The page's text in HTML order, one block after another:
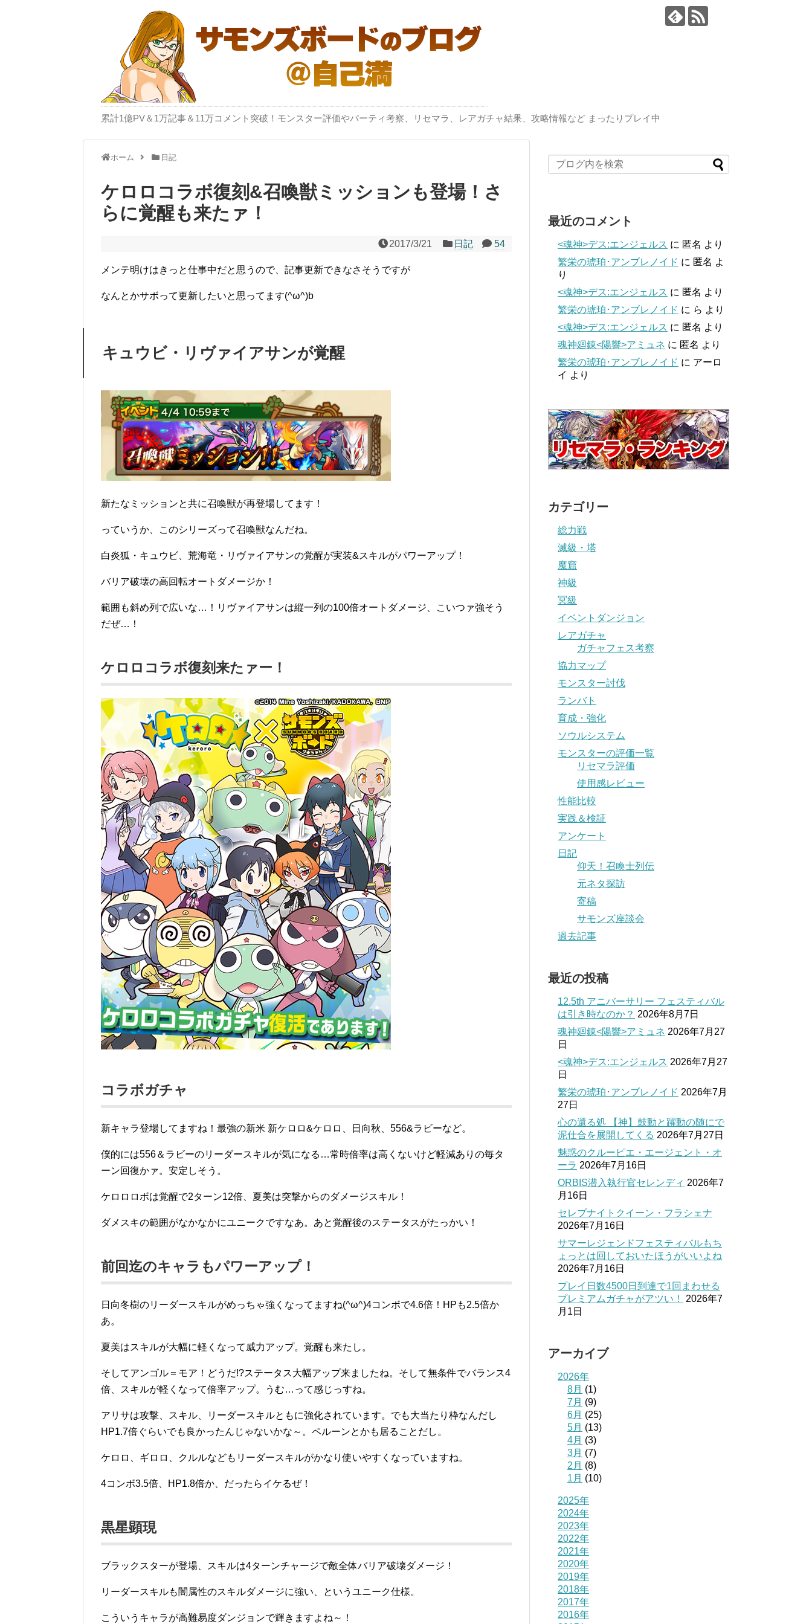
累計1億PV＆1万記事＆11万コメント突破！モンスター評価やパーティ考察、リセマラ、レアガチャ結果、攻略情報など まったりプレイ中
ホーム 日記
ケロロコラボ復刻&召喚獣ミッションも登場！さ
らに覚醒も来たァ！
2017/3/21 日記 54
メンテ明けはきっと仕事中だと思うので、記事更新できなさそうですが
なんとかサボって更新したいと思ってます(^ω^)b
キュウビ・リヴァイアサンが覚醒
新たなミッションと共に召喚獣が再登場してます！
っていうか、このシリーズって召喚獣なんだね。
白炎狐・キュウビ、荒海竜・リヴァイアサンの覚醒が実装&スキルがパワーアップ！
バリア破壊の高回転オートダメージか！
範囲も斜め列で広いな…！リヴァイアサンは縦一列の100倍オートダメージ、こいつァ強そう
だぜ…！
ケロロコラボ復刻来たァー！
コラボガチャ
新キャラ登場してますね！最強の新米 新ケロロ&ケロロ、日向秋、556&ラビーなど。
僕的には556＆ラビーのリーダースキルが気になる…常時倍率は高くないけど軽減ありの毎タ
ーン回復かァ。安定しそう。
ケロロロボは覚醒で2ターン12倍、夏美は突撃からのダメージスキル！
ダメスキの範囲がなかなかにユニークですなあ。あと覚醒後のステータスがたっかい！
前回迄のキャラもパワーアップ！
日向冬樹のリーダースキルがめっちゃ強くなってますね(^ω^)4コンボで4.6倍！HPも2.5倍か
あ。
夏美はスキルが大幅に軽くなって威力アップ。覚醒も来たし。
そしてアンゴル＝モア！どうだ!?ステータス大幅アップ来ましたね。そして無条件でバランス4
倍、スキルが軽くなって倍率アップ。うむ…って感じっすね。
アリサは攻撃、スキル、リーダースキルともに強化されています。でも大当たり枠なんだし
HP1.7倍ぐらいでも良かったんじゃないかな～。ペルーンとかも居ることだし。
ケロロ、ギロロ、クルルなどもリーダースキルがかなり使いやすくなっていますね。
4コンボ3.5倍、HP1.8倍か、だったらイケるぜ！
黒星顕現
ブラックスターが登場、スキルは4ターンチャージで敵全体バリア破壊ダメージ！
リーダースキルも闇属性のスキルダメージに強い、というユニーク仕様。
こういうキャラが高難易度ダンジョンで輝きますよね～！
最近のコメント
<魂神>デス:エンジェルス に 匿名 より
繁栄の琥珀･アンブレノイド に 匿名 よ
り
<魂神>デス:エンジェルス に 匿名 より
繁栄の琥珀･アンブレノイド に ら より
<魂神>デス:エンジェルス に 匿名 より
魂神廻錬<陽響>アミュネ に 匿名 より
繁栄の琥珀･アンブレノイド に アーロ
イ より
カテゴリー
総力戦
滅級・塔
魔窟
神級
冥級
イベントダンジョン
レアガチャ
ガチャフェス考察
協力マップ
モンスター討伐
ランバト
育成・強化
ソウルシステム
モンスターの評価一覧
リセマラ評価
使用感レビュー
性能比較
実践＆検証
アンケート
日記
仰天！召喚士列伝
元ネタ探訪
寄稿
サモンズ座談会
過去記事
最近の投稿
12.5th アニバーサリー フェスティバル
は引き時なのか？ 2026年8月7日
魂神廻錬<陽響>アミュネ 2026年7月27
日
<魂神>デス:エンジェルス 2026年7月27
日
繁栄の琥珀･アンブレノイド 2026年7月
27日
心の還る処 【神】鼓動と躍動の随にで
泥仕合を展開してくる 2026年7月27日
魅惑のクルーピエ・エージェント・オ
ーラ 2026年7月16日
ORBIS潜入執行官セレンディ 2026年7
月16日
セレブナイトクイーン・フラシェナ
2026年7月16日
サマーレジェンドフェスティバルもち
ょっとは回しておいたほうがいいよね
2026年7月16日
プレイ日数4500日到達で1回まわせる
プレミアムガチャがアツい！
2026年7
月1日
アーカイブ
2026年
8月 (1)
7月 (9)
6月 (25)
5月 (13)
4月 (3)
3月 (7)
2月 (8)
1月 (10)
2025年
2024年
2023年
2022年
2021年
2020年
2019年
2018年
2017年
2016年